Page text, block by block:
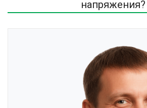
напряжения?